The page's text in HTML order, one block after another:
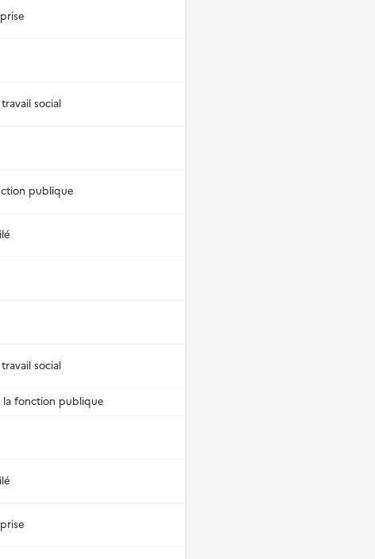
social
publique
social
la fonction publique